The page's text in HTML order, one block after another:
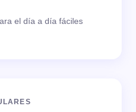
el día a día fáciles